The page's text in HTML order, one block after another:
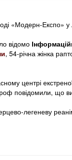
«Модерн-Експо»
відомо
, 54-річна жінка
центрі
повідомили, що
легеневу